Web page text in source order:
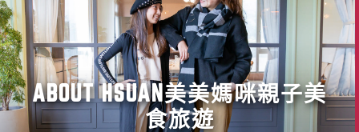
ABOUT HSUAN美美媽咪親子美
食旅遊